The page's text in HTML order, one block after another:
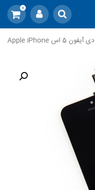
0
تاچ ال سی دی آیفون 5 اس Apple iPhone